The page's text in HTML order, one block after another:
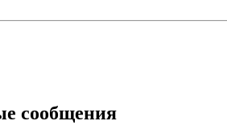
сообщения